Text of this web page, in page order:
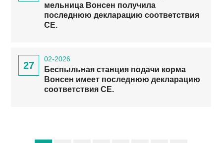
мельница Вонсен получила
последнюю декларацию соответствия
СЕ.
27
02-2026
Беспыльная станция подачи корма
Вонсен имеет последнюю декларацию
соответствия СЕ.